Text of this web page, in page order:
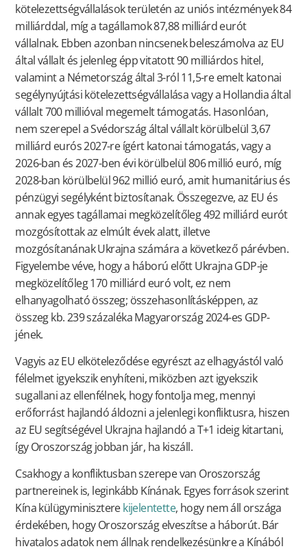
kötelezettségvállalások területén az uniós intézmények 84
milliárddal, míg a tagállamok 87,88 milliárd eurót
vállalnak. Ebben azonban nincsenek beleszámolva az EU
által vállalt és jelenleg épp vitatott 90 milliárdos hitel,
valamint a Németország által 3-ról 11,5-re emelt katonai
segélynyújtási kötelezettségvállalása vagy a Hollandia által
vállalt 700 millióval megemelt támogatás. Hasonlóan,
nem szerepel a Svédország által vállalt körülbelül 3,67
milliárd eurós 2027-re ígért katonai támogatás, vagy a
2026-ban és 2027-ben évi körülbelül 806 millió euró, míg
2028-ban körülbelül 962 millió euró, amit humanitárius és
pénzügyi segélyként biztosítanak. Összegezve, az EU és
annak egyes tagállamai megközelítőleg 492 milliárd eurót
mozgósítottak az elmúlt évek alatt, illetve
mozgósítanának Ukrajna számára a következő párévben.
Figyelembe véve, hogy a háború előtt Ukrajna GDP-je
megközelítőleg 170 milliárd euró volt, ez nem
elhanyagolható összeg; összehasonlításképpen, az
összeg kb. 239 százaléka Magyarország 2024-es GDP-
jének.
Vagyis az EU elköteleződése egyrészt az elhagyástól való
félelmet igyekszik enyhíteni, miközben azt igyekszik
sugallani az ellenfélnek, hogy fontolja meg, mennyi
erőforrást hajlandó áldozni a jelenlegi konfliktusra, hiszen
az EU segítségével Ukrajna hajlandó a T+1 ideig kitartani,
így Oroszország jobban jár, ha kiszáll.
Csakhogy a konfliktusban szerepe van Oroszország
partnereinek is, leginkább Kínának. Egyes források szerint
Kína külügyminiszterekijelentette, hogy nem áll országa
érdekében, hogy Oroszország elveszítse a háborút. Bár
hivatalos adatok nem állnak rendelkezésünkre a Kínából